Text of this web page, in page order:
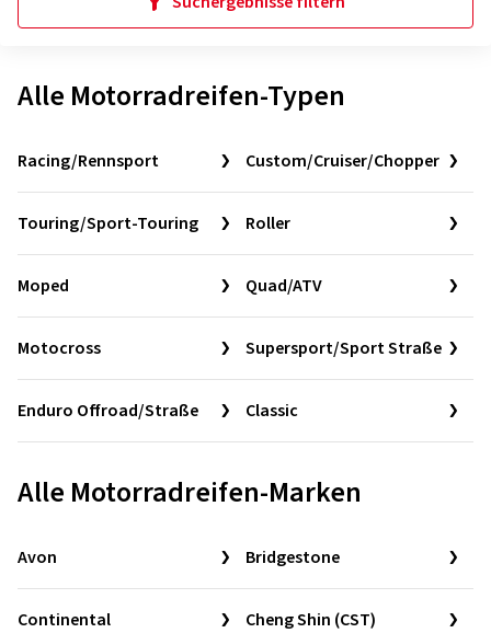
Alle Motorradreifen-Typen
Racing/Rennsport Custom/Cruiser/Chopper
Touring/Sport-Touring Roller
Moped Quad/ATV
Motocross Supersport/Sport Straße
Enduro Offroad/Straße Classic
Alle Motorradreifen-Marken
Avon Bridgestone
Continental Cheng Shin (CST)